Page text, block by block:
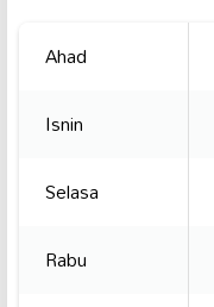
Ahad
Isnin
Selasa
Rabu